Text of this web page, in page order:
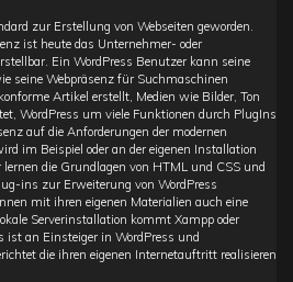
zur Erstellung von Webseiten geworden.
ist heute das Unternehmer- oder
Ein WordPress Benutzer kann seine
seine Webpräsenz für Suchmaschinen
Artikel erstellt, Medien wie Bilder, Ton
WordPress um viele Funktionen durch PlugIns
auf die Anforderungen der modernen
im Beispiel oder an der eigenen Installation
die Grundlagen von HTML und CSS und
ins zur Erweiterung von WordPress
mit ihren eigenen Materialien auch eine
Serverinstallation kommt Xampp oder
an Einsteiger in WordPress und
die ihren eigenen Internetauftritt realisieren